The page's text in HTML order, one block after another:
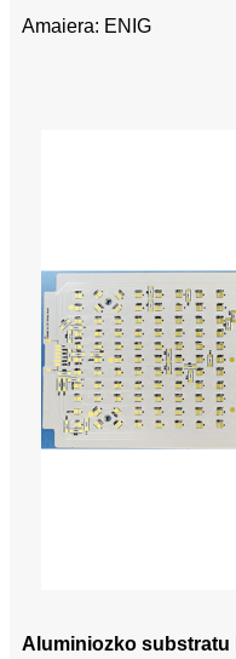
Amaiera: ENIG
Aluminiozko substratu